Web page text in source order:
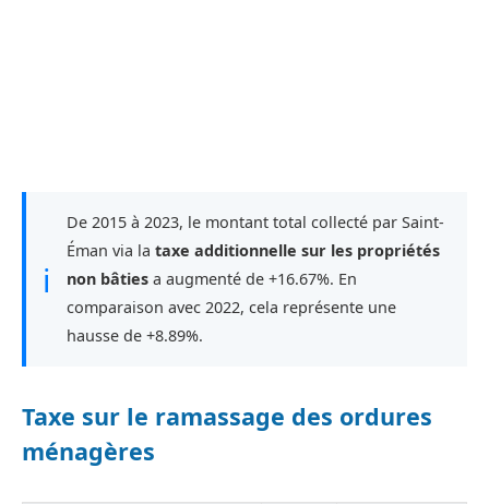
ℹ
De 2015 à 2023, le montant total collecté par Saint-
Éman via la taxe additionnelle sur les propriétés
non bâties a augmenté de +16.67%. En
comparaison avec 2022, cela représente une
hausse de +8.89%.
Taxe sur le ramassage des ordures
ménagères